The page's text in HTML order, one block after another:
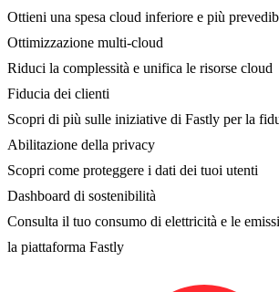
Ottieni una spesa cloud inferiore e più
Ottimizzazione multi-cloud
Riduci la complessità e unifica le risorse cloud
Fiducia dei clienti
Scopri di più sulle iniziative di Fastly per la
Abilitazione della privacy
Scopri come proteggere i dati dei tuoi utenti
Dashboard di sostenibilità
Consulta il tuo consumo di elettricità e le
la piattaforma Fastly